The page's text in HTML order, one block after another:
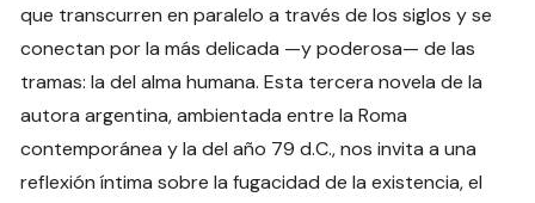
que transcurren en paralelo a través de los siglos y se
conectan por la más delicada —y poderosa— de las
tramas: la del alma humana. Esta tercera novela de la
autora argentina, ambientada entre la Roma
contemporánea y la del año 79 d.C., nos invita a una
reflexión íntima sobre la fugacidad de la existencia, el